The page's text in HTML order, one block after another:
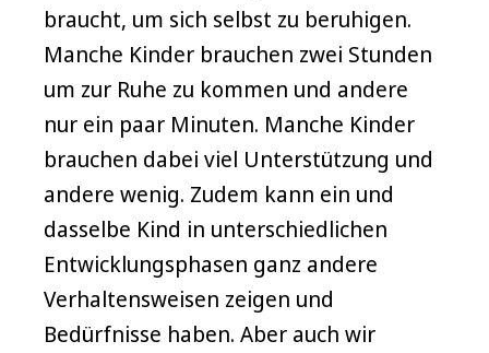
braucht, um sich selbst zu beruhigen.
Manche Kinder brauchen zwei Stunden
um zur Ruhe zu kommen und andere
nur ein paar Minuten. Manche Kinder
brauchen dabei viel Unterstützung und
andere wenig. Zudem kann ein und
dasselbe Kind in unterschiedlichen
Entwicklungsphasen ganz andere
Verhaltensweisen zeigen und
Bedürfnisse haben. Aber auch wir